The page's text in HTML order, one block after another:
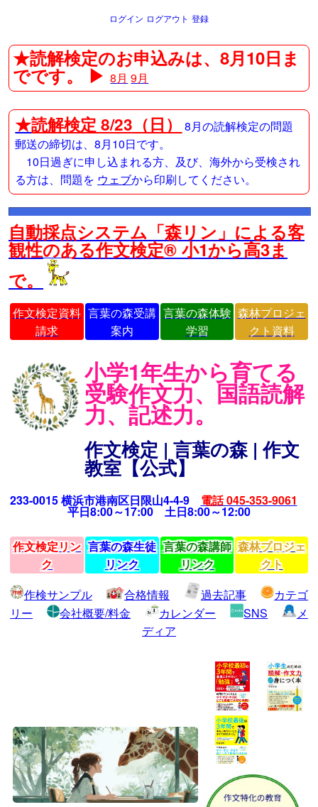
ログイン ログアウト 登録
★読解検定のお申込みは、8月10日ま
でです。 ▶8月 9月
★読解検定 8/23（日）
8月の読解検定の問題
郵送の締切は、8月10日です。
10日過ぎに申し込まれる方、及び、海外から受検され
る方は、問題を ウェブから印刷してください。
自動採点システム「森リン」による客
観性のある作文検定® 小1から高3ま
で。
作文検定資料
請求
言葉の森受講
案内
言葉の森体験
学習
森林プロジェ
クト資料
小学1年生から育てる
受験作文力、国語読解
力、記述力。
作文検定 | 言葉の森 | 作文
教室【公式】
233-0015 横浜市港南区日限山4-4-9 電話 045-353-9061
平日8:00～17:00 土日8:00～12:00
作文検定リン
ク
言葉の森生徒
リンク
言葉の森講師
リンク
森林プロジェ
クト
作検サンプル
合格情報 過去記事
カテゴ
リー
会社概要/料金 カレンダー SNS
メ
ディア